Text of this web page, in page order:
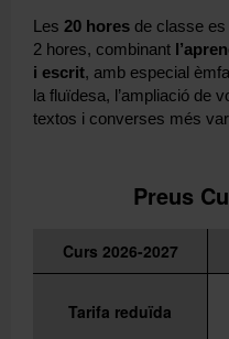
Les 20 hores de classe
2 hores, combinant
i escrit, amb especial
la fluïdesa, l’ampliació de
textos i converses més
Preus
Curs 2026-2027
Tarifa reduïda